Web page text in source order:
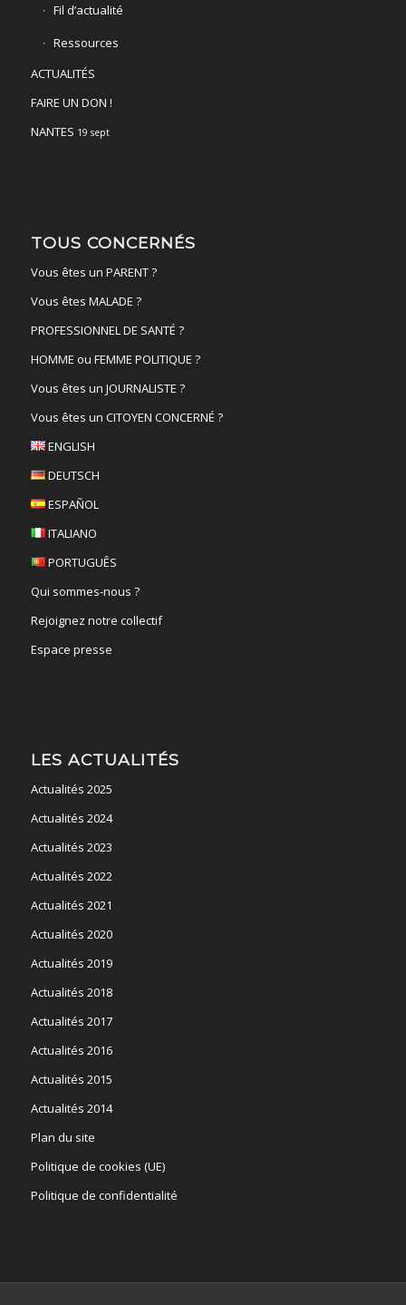
Fil d’actualité
Ressources
ACTUALITÉS
FAIRE UN DON !
NANTES 19 sept
TOUS CONCERNÉS
Vous êtes un PARENT ?
Vous êtes MALADE ?
PROFESSIONNEL DE SANTÉ ?
HOMME ou FEMME POLITIQUE ?
Vous êtes un JOURNALISTE ?
Vous êtes un CITOYEN CONCERNÉ ?
ENGLISH
DEUTSCH
ESPAÑOL
ITALIANO
PORTUGUÊS
Qui sommes-nous ?
Rejoignez notre collectif
Espace presse
LES ACTUALITÉS
Actualités 2025
Actualités 2024
Actualités 2023
Actualités 2022
Actualités 2021
Actualités 2020
Actualités 2019
Actualités 2018
Actualités 2017
Actualités 2016
Actualités 2015
Actualités 2014
Plan du site
Politique de cookies (UE)
Politique de confidentialité